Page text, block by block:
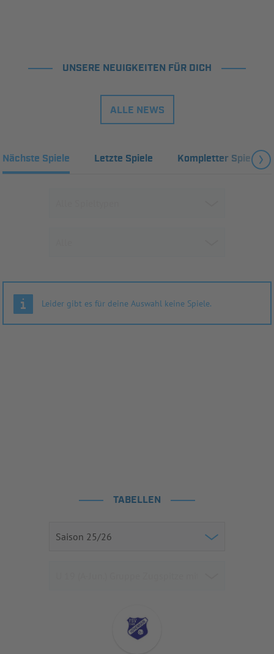
UNSERE NEUIGKEITEN FÜR DICH
ALLE NEWS
Nächste Spiele Letzte Spiele Kompletter Spielplan
Leider gibt es für deine Auswahl keine Spiele.
TABELLEN